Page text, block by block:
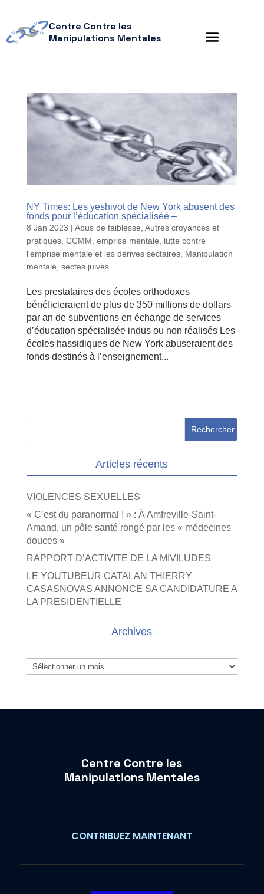
Centre Contre les
Manipulations Mentales
NY Times: Les yeshivot de New York abusent des
fonds pour l’éducation spécialisée –
8 Jan 2023 | Abus de faiblesse, Autres croyances et
pratiques, CCMM, emprise mentale, lutte contre
l'emprise mentale et les dérives sectaires, Manipulation
mentale, sectes juives
Les prestataires des écoles orthodoxes
bénéficieraient de plus de 350 millions de dollars
par an de subventions en échange de services
d’éducation spécialisée indus ou non réalisés Les
écoles hassidiques de New York abuseraient des
fonds destinés à l’enseignement...
Articles récents
VIOLENCES SEXUELLES
« C’est du paranormal ! » : À Amfreville-Saint-
Amand, un pôle santé rongé par les « médecines
douces »
RAPPORT D’ACTIVITE DE LA MIVILUDES
LE YOUTUBEUR CATALAN THIERRY
CASASNOVAS ANNONCE SA CANDIDATURE A
LA PRESIDENTIELLE
Archives
Archives
Centre Contre les
Manipulations Mentales
CONTRIBUEZ MAINTENANT